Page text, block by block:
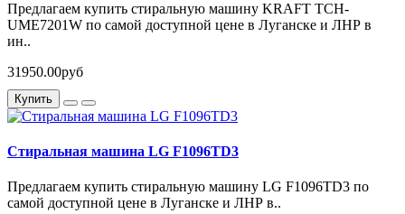
Предлагаем купить стиральную машину KRAFT TCH-
UME7201W по самой доступной цене в Луганске и ЛНР в
ин..
31950.00руб
Купить
Стиральная машина LG F1096TD3
Предлагаем купить стиральную машину LG F1096TD3 по
самой доступной цене в Луганске и ЛНР в..